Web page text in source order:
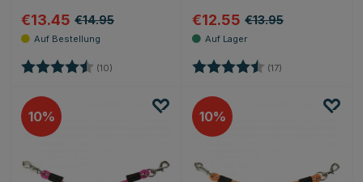
€13.45 €14.95
Bewertung: (10) 4.9 von 5 Sternen
€12.55 €13.95
Bewertung: (17)
10 10